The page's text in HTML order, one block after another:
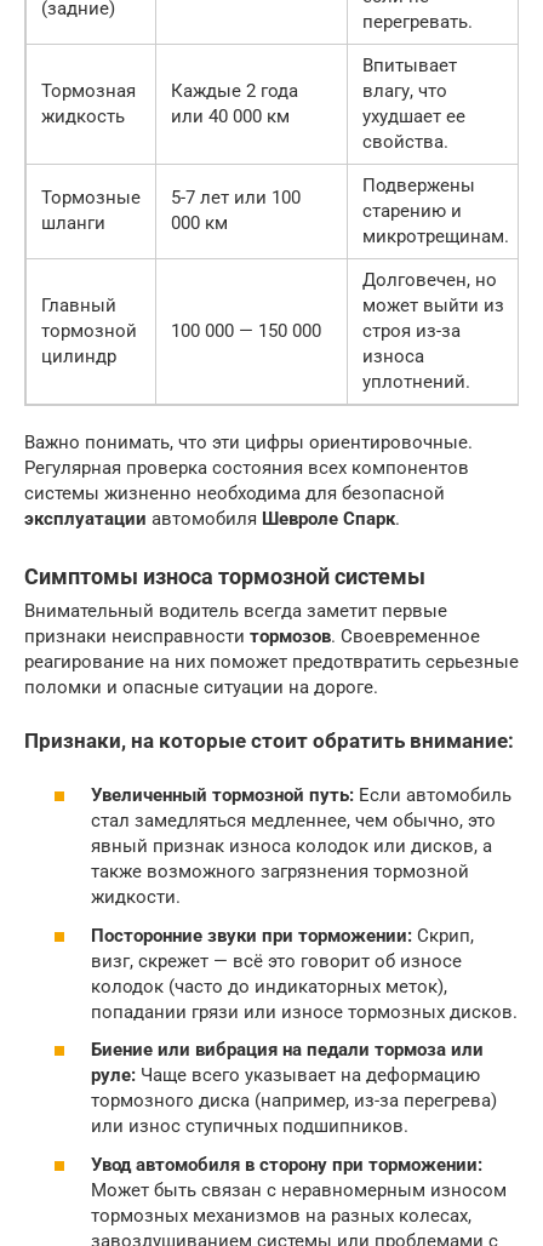
(задние)
перегревать.
Тормозная
жидкость
Каждые 2 года
или 40 000 км
Впитывает
влагу, что
ухудшает ее
свойства.
Тормозные
шланги
5-7 лет или 100
000 км
Подвержены
старению и
микротрещинам.
Главный
тормозной
цилиндр
100 000 — 150 000
Долговечен, но
может выйти из
строя из-за
износа
уплотнений.
Важно понимать, что эти цифры ориентировочные.
Регулярная проверка состояния всех компонентов
системы жизненно необходима для безопасной
эксплуатации автомобиля Шевроле Спарк.
Симптомы износа тормозной системы
Внимательный водитель всегда заметит первые
признаки неисправности тормозов. Своевременное
реагирование на них поможет предотвратить серьезные
поломки и опасные ситуации на дороге.
Признаки, на которые стоит обратить внимание:
Увеличенный тормозной путь: Если автомобиль
стал замедляться медленнее, чем обычно, это
явный признак износа колодок или дисков, а
также возможного загрязнения тормозной
жидкости.
Посторонние звуки при торможении: Скрип,
визг, скрежет — всё это говорит об износе
колодок (часто до индикаторных меток),
попадании грязи или износе тормозных дисков.
Биение или вибрация на педали тормоза или
руле: Чаще всего указывает на деформацию
тормозного диска (например, из-за перегрева)
или износ ступичных подшипников.
Увод автомобиля в сторону при торможении:
Может быть связан с неравномерным износом
тормозных механизмов на разных колесах,
завоздушиванием системы или проблемами с